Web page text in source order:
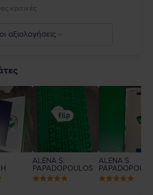
κριτικές
αξιολογήσεις
4
ALENA S.
PAPADOPOULOS
ALENA S.